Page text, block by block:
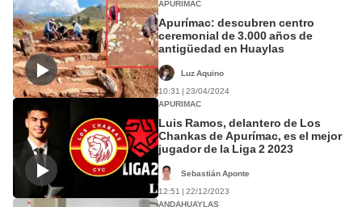
APURIMAC
Apurímac: descubren centro
ceremonial de 3.000 años de
antigüedad en Huaylas
Luz Aquino
10:31 | 23/04/2024
APURIMAC
Luis Ramos, delantero de Los
Chankas de Apurímac, es el mejor
jugador de la Liga 2 2023
Sebastián Aponte
12:51 | 22/12/2023
ANDAHUAYLAS